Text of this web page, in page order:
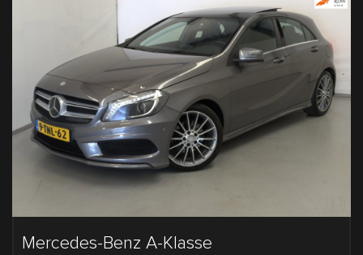
Mercedes-Benz A-Klasse